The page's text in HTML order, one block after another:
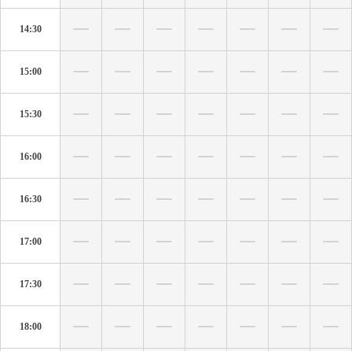
14:30
15:00
15:30
16:00
16:30
17:00
17:30
18:00